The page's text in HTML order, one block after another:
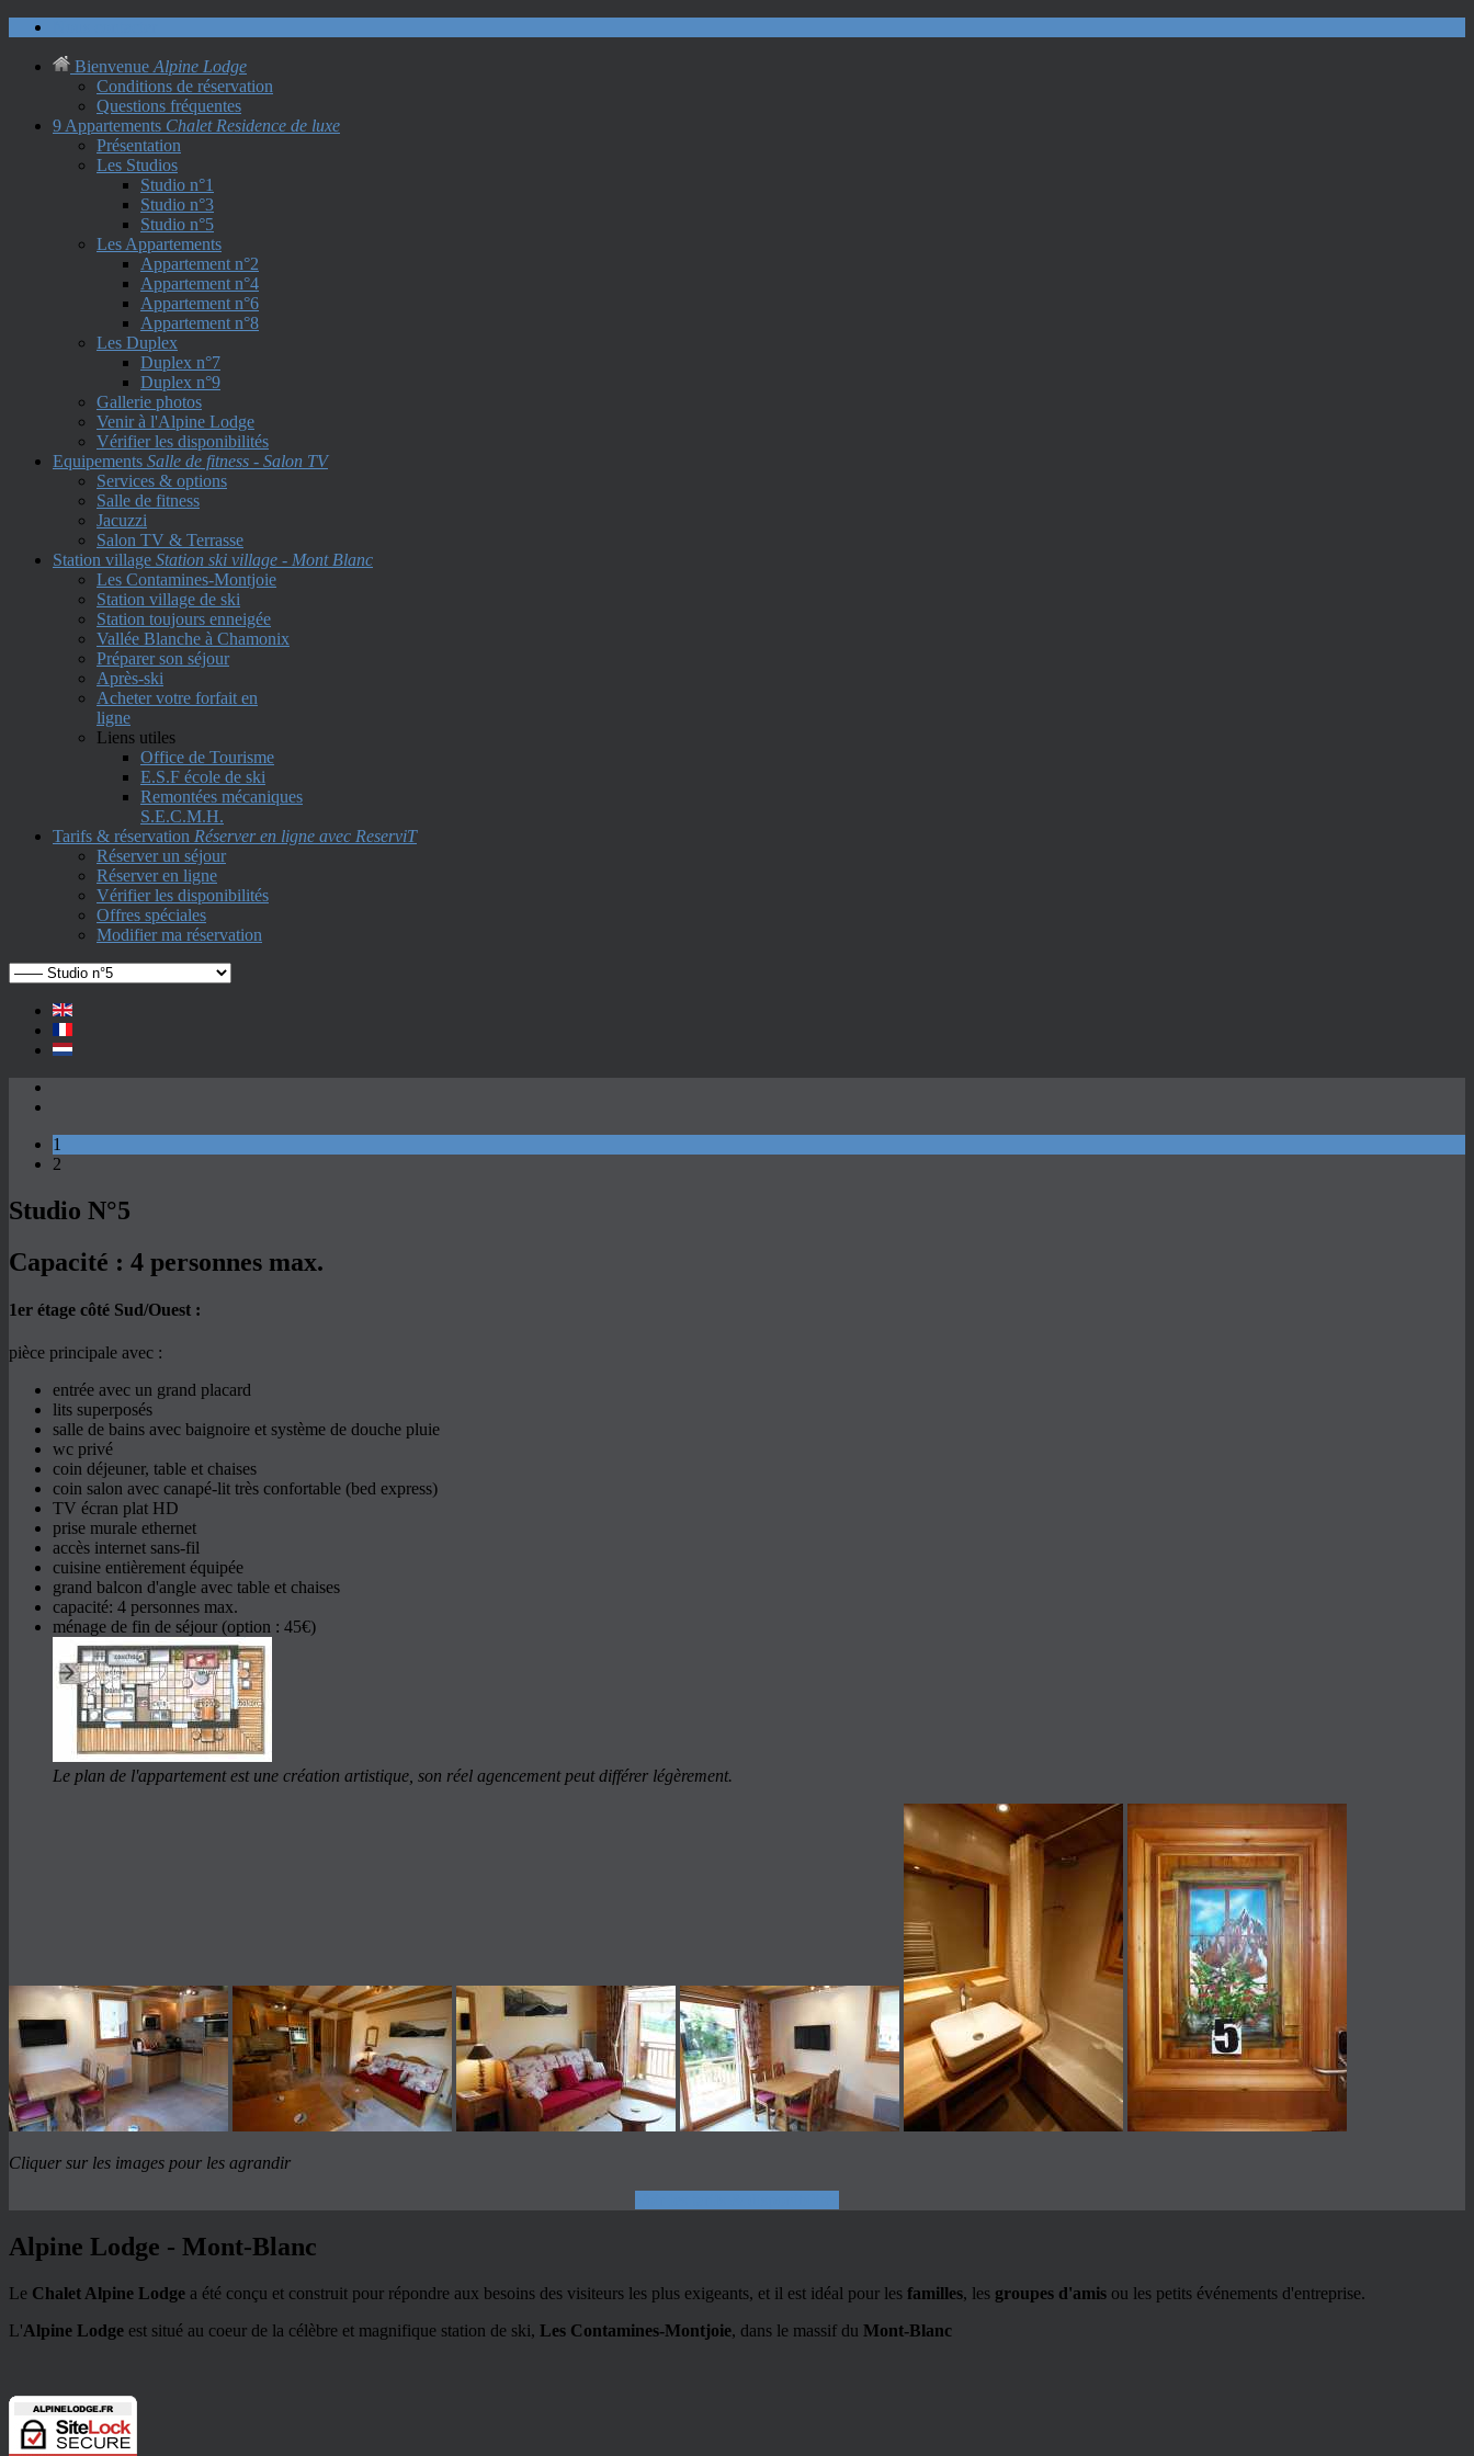
Bienvenue Alpine Lodge
Conditions de réservation
Questions fréquentes
9 Appartements Chalet Residence de luxe
Présentation
Les Studios
Studio n°1
Studio n°3
Studio n°5
Les Appartements
Appartement n°2
Appartement n°4
Appartement n°6
Appartement n°8
Les Duplex
Duplex n°7
Duplex n°9
Gallerie photos
Venir à l'Alpine Lodge
Vérifier les disponibilités
Equipements Salle de fitness - Salon TV
Services & options
Salle de fitness
Jacuzzi
Salon TV & Terrasse
Station village Station ski village - Mont Blanc
Les Contamines-Montjoie
Station village de ski
Station toujours enneigée
Vallée Blanche à Chamonix
Préparer son séjour
Après-ski
Acheter votre forfait en
ligne
Liens utiles
Office de Tourisme
E.S.F école de ski
Remontées mécaniques
S.E.C.M.H.
Tarifs & réservation Réserver en ligne avec ReserviT
Réserver un séjour
Réserver en ligne
Vérifier les disponibilités
Offres spéciales
Modifier ma réservation
1
2
Studio N°5
Capacité : 4 personnes max.
1er étage côté Sud/Ouest :
pièce principale avec :
entrée avec un grand placard
lits superposés
salle de bains avec baignoire et système de douche pluie
wc privé
coin déjeuner, table et chaises
coin salon avec canapé-lit très confortable (bed express)
TV écran plat HD
prise murale ethernet
accès internet sans-fil
cuisine entièrement équipée
grand balcon d'angle avec table et chaises
capacité: 4 personnes max.
ménage de fin de séjour (option : 45€)
Le plan de l'appartement est une création artistique, son réel agencement peut différer légèrement.
Cliquer sur les images pour les agrandir
Alpine Lodge - Mont-Blanc
Le Chalet Alpine Lodge a été conçu et construit pour répondre aux besoins des visiteurs les plus exigeants, et il est idéal pour les familles, les groupes d'amis ou les petits événements d'entreprise.
L'Alpine Lodge est situé au coeur de la célèbre et magnifique station de ski, Les Contamines-Montjoie, dans le massif du Mont-Blanc